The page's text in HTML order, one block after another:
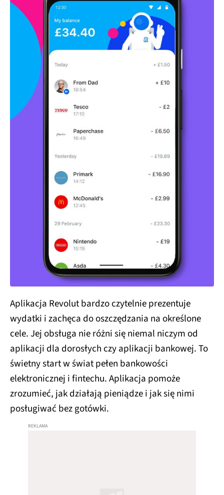
Aplikacja Revolut bardzo czytelnie prezentuje
wydatki i zachęca do oszczędzania na określone
cele. Jej obsługa nie różni się niemal niczym od
aplikacji dla dorosłych czy aplikacji bankowej. To
świetny start w świat pełen bankowości
elektronicznej i fintechu. Aplikacja pomoże
zrozumieć, jak działają pieniądze i jak się nimi
posługiwać bez gotówki.